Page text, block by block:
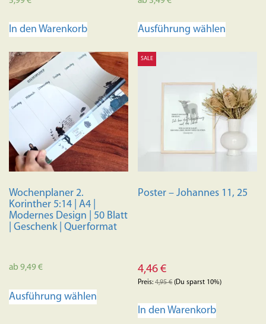
In den Warenkorb Ausführung wählen
auf.
Die
können
auf
gewählt
Wochenplaner 2.
Korinther 5:14 | A4 |
Modernes Design | 50 Blatt
| Geschenk | Querformat
ab 9,49€
Ausführung wählen
SALE
Poster – Johannes 11, 25
4,46€
Preis:4,95€(Du sparst 10%)
In den Warenkorb